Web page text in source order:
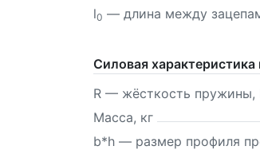
l0 — длина между
Силовая
R — жёсткость
Масса, кг
b*h — размер профиля